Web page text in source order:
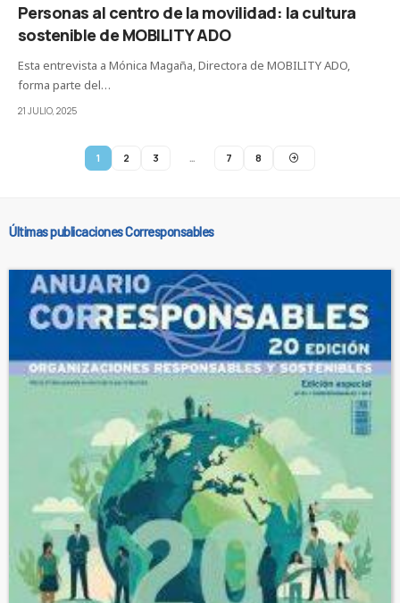
Personas al centro de la movilidad: la cultura
sostenible de MOBILITY ADO
Esta entrevista a Mónica Magaña, Directora de MOBILITY ADO,
forma parte del…
21 JULIO, 2025
1 2 3 … 7 8
Últimas publicaciones Corresponsables